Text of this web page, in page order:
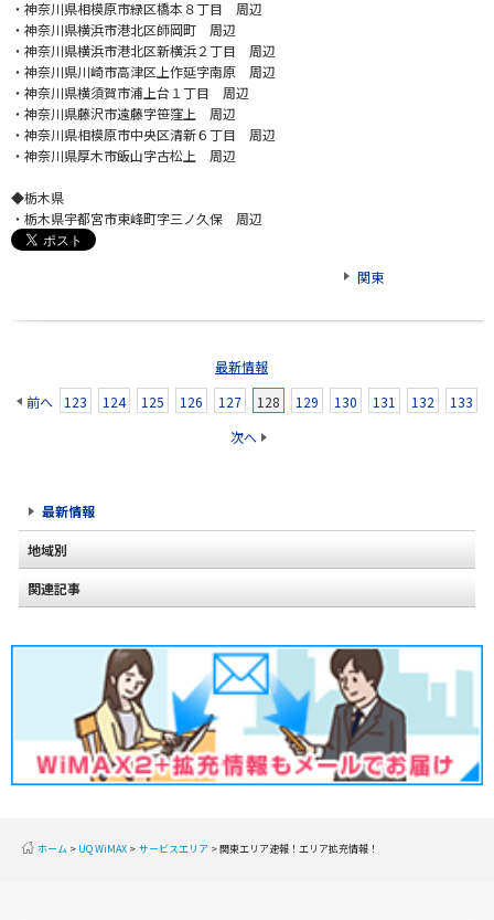
・神奈川県相模原市緑区橋本８丁目 周辺
・神奈川県横浜市港北区師岡町 周辺
・神奈川県横浜市港北区新横浜２丁目 周辺
・神奈川県川崎市高津区上作延字南原 周辺
・神奈川県横須賀市浦上台１丁目 周辺
・神奈川県藤沢市遠藤字笹窪上 周辺
・神奈川県相模原市中央区清新６丁目 周辺
・神奈川県厚木市飯山字古松上 周辺
◆栃木県
・栃木県宇都宮市東峰町字三ノ久保 周辺
関東
最新情報
前へ
123 124 125 126 127 128 129 130 131 132
133
次へ
最新情報
地域別
北海道
甲信越
北陸
関連記事
ホーム UQ WiMAX サービスエリア 関東エリア速報！エリア拡充情報！